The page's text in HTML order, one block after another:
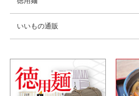
いいもの通販